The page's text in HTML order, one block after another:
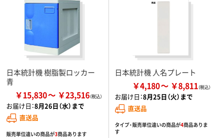
日本統計機 樹脂製ロッカー
青
￥15,830 ￥23,516
お届け日：8月26日（水）まで
直送品
販売単位違いの商品が3商品あります
日本統計機 人名プレート
￥4,180 ￥8,811
お届け日：8月25日（火）まで
直送品
タイプ・販売単位違いの商品が4商品ありま
す